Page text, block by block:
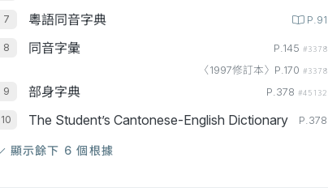
粵語同音字典 P.91
同音字彙 P.145 #3378
〈1997修訂本〉P.170 #3378
部身字典 P.378 #45132
The Student’s Cantonese-English Dictionary P.378
顯示餘下 6 個根據